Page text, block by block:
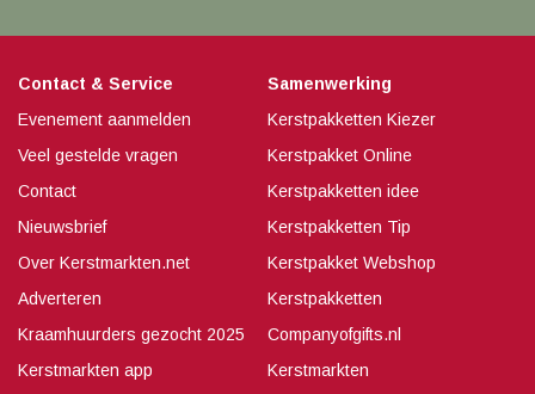
Contact & Service
Evenement aanmelden
Veel gestelde vragen
Contact
Nieuwsbrief
Over Kerstmarkten.net
Adverteren
Kraamhuurders gezocht 2025
Kerstmarkten app
Samenwerking
Kerstpakketten Kiezer
Kerstpakket Online
Kerstpakketten idee
Kerstpakketten Tip
Kerstpakket Webshop
Kerstpakketten
Companyofgifts.nl
Kerstmarkten